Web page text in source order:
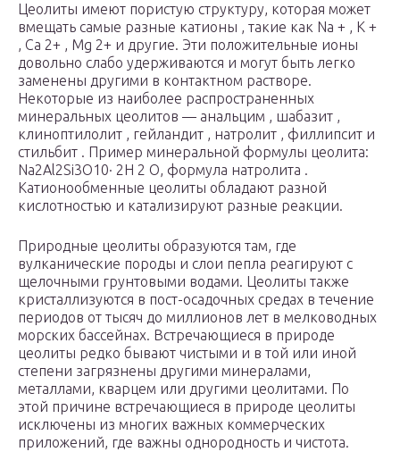
Цеолиты имеют пористую структуру, которая может
вмещать самые разные катионы , такие как Na + , K +
, Ca 2+ , Mg 2+ и другие. Эти положительные ионы
довольно слабо удерживаются и могут быть легко
заменены другими в контактном растворе.
Некоторые из наиболее распространенных
минеральных цеолитов — анальцим , шабазит ,
клиноптилолит , гейландит , натролит , филлипсит и
стильбит . Пример минеральной формулы цеолита:
Na2Al2Si3О10· 2H 2 O, формула натролита .
Катионообменные цеолиты обладают разной
кислотностью и катализируют разные реакции.
Природные цеолиты образуются там, где
вулканические породы и слои пепла реагируют с
щелочными грунтовыми водами. Цеолиты также
кристаллизуются в пост-осадочных средах в течение
периодов от тысяч до миллионов лет в мелководных
морских бассейнах. Встречающиеся в природе
цеолиты редко бывают чистыми и в той или иной
степени загрязнены другими минералами,
металлами, кварцем или другими цеолитами. По
этой причине встречающиеся в природе цеолиты
исключены из многих важных коммерческих
приложений, где важны однородность и чистота.